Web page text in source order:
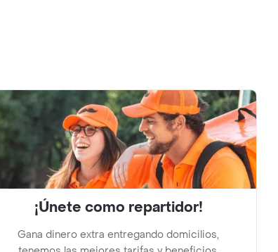
¡Únete como repartidor!
Gana dinero extra entregando domicilios,